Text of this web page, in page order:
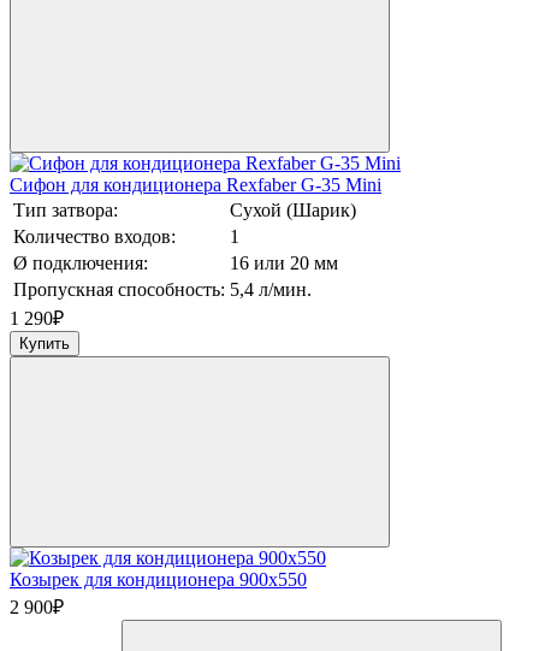
Сифон для кондиционера Rexfaber G-35 Mini
Тип затвора:
Сухой (Шарик)
Количество входов:
1
Ø подключения:
16 или 20 мм
Пропускная способность: 5,4 л/мин.
1 290₽
Купить
Козырек для кондиционера 900х550
2 900₽